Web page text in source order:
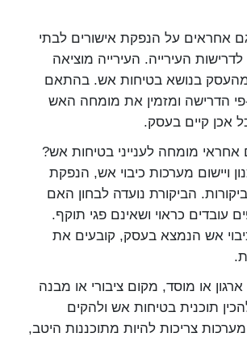
גם אחראים על הנפקת אישורים לבתי
העירייה. העירייה מוציאה
בנושא בטיחות אש. בהתאם
הדרישה ומזמין את מומחה האש
אכן קיים בעסק.
אחראי מומחה לענייני בטיחות אש?
ויישום מערכות כיבוי אש, הנפקת
ביקורות. הביקורת נועדה לבחון האם
עובדים כראוי ושאינם פגי תוקף.
אש הנמצא בעסק, קובעים את
או מוסד, מקום ציבורי או מבנה
תוכנית בטיחות אש ולהקים
צריכות להיות מתוכננות היטב,